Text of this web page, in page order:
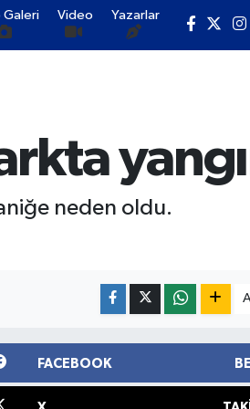
Galeri Video Yazarlar
neden oldu.
FACEBOOK